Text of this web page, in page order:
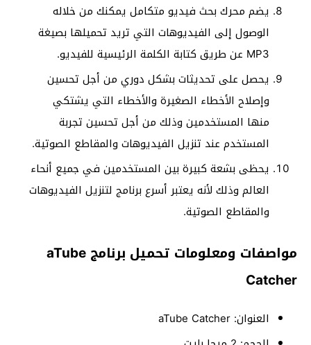
يضم محرك بحث فيديو متكامل يمكنك من خلاله
الوصول إلى الفيديوهات التي تريد تحميلها بصيغة
MP3 عن طريق كتابة الكلمة الرئيسية للفيديو.
يحصل على تحديثات بشكل دوري من أجل تحسين
وإصلاح الأخطاء الصغيرة والأخطاء التي يشتكي
منها المستخدمين وذلك من أجل تحسين تجربة
المستخدم عند تنزيل الفيديوهات والمقاطع الصوتية.
يحظى بشعة كبيرة بين المستخدمين في جميع أنحاء
العالم وذلك لأنه يعتبر أسرع برنامج لتنزيل الفيديوهات
والمقاطع الصوتية.
مواصفات ومعلومات تحميل برنامج aTube
Catcher
العنوان: aTube Catcher